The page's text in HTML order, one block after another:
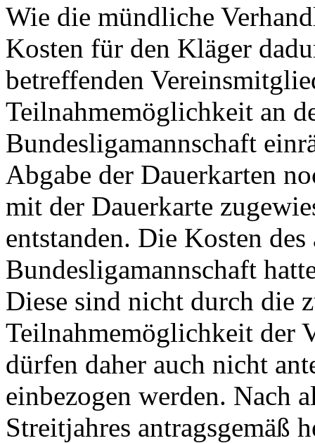
Wie die mündliche
Kosten für den Kläger
betreffenden
Teilnahmemöglichkeit an
Bundesligamannschaft
Abgabe der Dauerkarten
mit der Dauerkarte
entstanden. Die Kosten
Bundesligamannschaft
Diese sind nicht durch die
Teilnahmemöglichkeit der
dürfen daher auch nicht
einbezogen werden. Nach
Streitjahres antragsgemäß